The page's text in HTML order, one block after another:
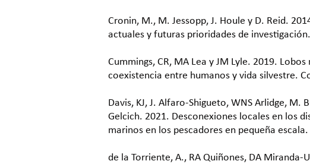
Cronin, M., M. Jessopp, J. Houle y D. Reid.
actuales y futuras prioridades de
Cummings, CR, MA Lea y JM Lyle. 2019.
coexistencia entre humanos y vida silvestre.
Davis, KJ, J. Alfaro-Shigueto, WNS Arlidge, M.
Gelcich. 2021. Desconexiones locales en los
marinos en los pescadores en pequeña
de la Torriente, A., RA Quiñones, DA